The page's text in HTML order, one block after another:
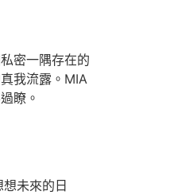
密一隅存在的
我流露。MIA
瞭。
未來的日